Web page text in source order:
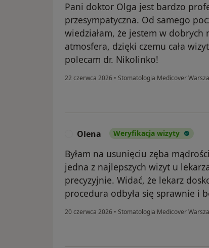
Pani doktor Olga jest bardzo
przesympatyczna. Od samego
wiedziałam, że jestem w dobrych
atmosfera, dzięki czemu cała
polecam dr. Nikolinko!
22 czerwca 2026 • Stomatologia Medicover
Olena Weryfikacja wizyty
Byłam na usunięciu zęba
jedna z najlepszych wizyt u
precyzyjnie. Widać, że lekarz
procedura odbyła się sprawnie i
20 czerwca 2026 • Stomatologia Medicover